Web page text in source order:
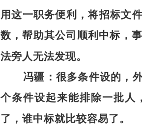
用这一职务便利，将招标文
数，帮助其公司顺利中标，
法旁人无法发现。
冯疆： 很多条件设的，
个条件设起来能排除一批人
了，谁中标就比较容易了。